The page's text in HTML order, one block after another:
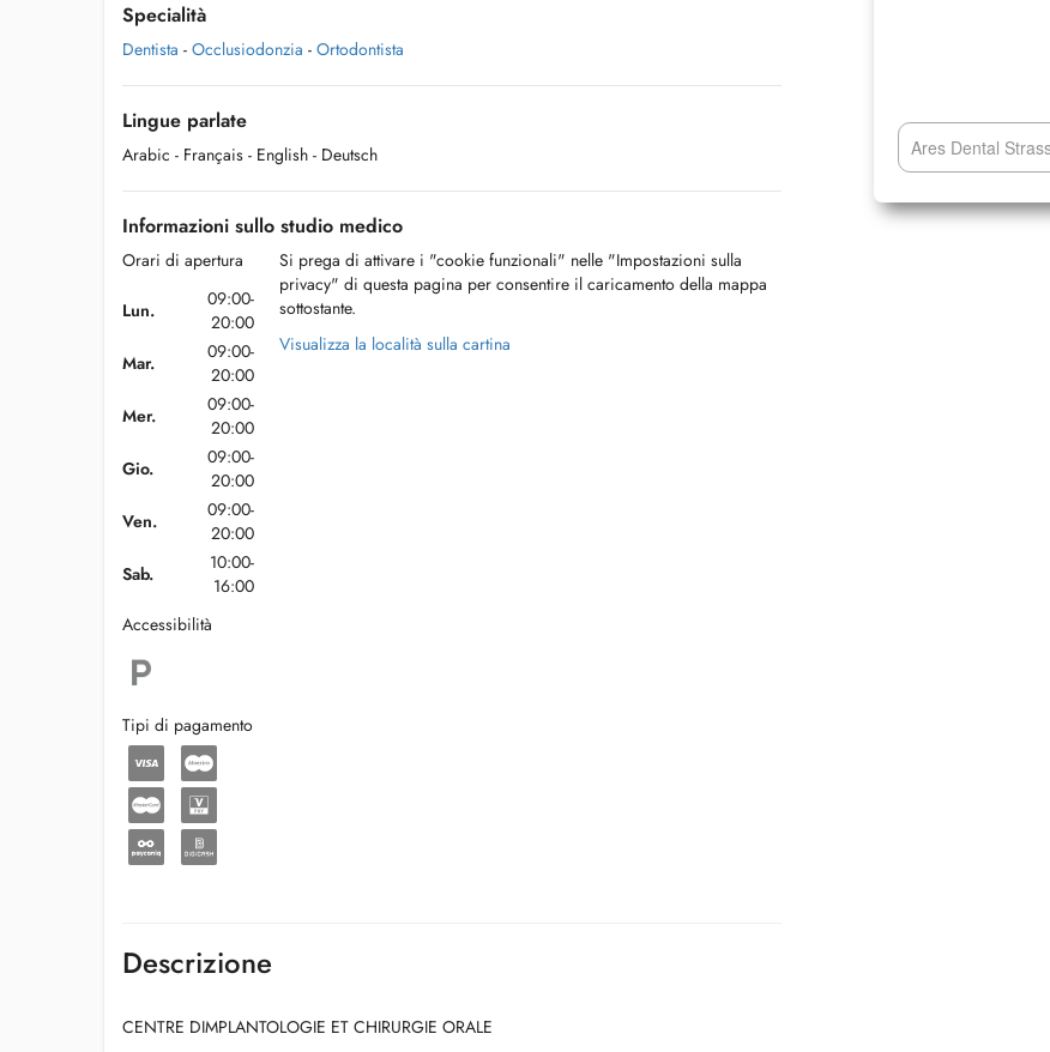
Ares Dental
Specialità
Dentista - Occlusiodonzia - Ortodontista
Lingue parlate
Arabic - Français - English - Deutsch
Informazioni sullo studio medico
Orari di apertura
Lun.
09:00-
20:00
Mar.
09:00-
20:00
Mer.
09:00-
20:00
Gio.
09:00-
20:00
Ven.
09:00-
20:00
Sab.
10:00-
16:00
Accessibilità
Tipi di pagamento
Si prega di attivare i "cookie funzionali" nelle "Impostazioni sulla
privacy" di questa pagina per consentire il caricamento della mappa
sottostante.
Visualizza la località sulla cartina
Descrizione
CENTRE DIMPLANTOLOGIE ET CHIRURGIE ORALE